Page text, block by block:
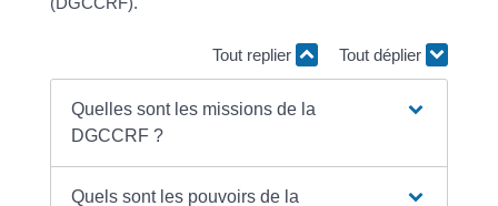
Tout replier Tout déplier
Quelles sont les missions de la
DGCCRF ?
Quels sont les pouvoirs de la